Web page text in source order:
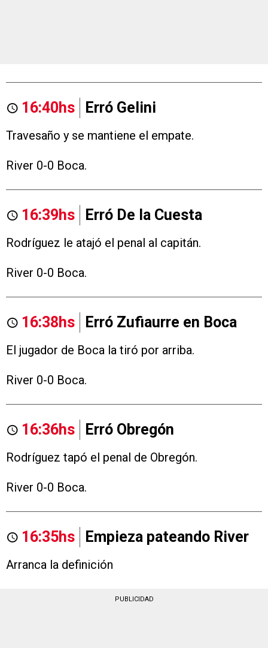
16:40hs Erró Gelini
Travesaño y se mantiene el empate.
River 0-0 Boca.
16:39hs Erró De la Cuesta
Rodríguez le atajó el penal al capitán.
River 0-0 Boca.
16:38hs Erró Zufiaurre en Boca
El jugador de Boca la tiró por arriba.
River 0-0 Boca.
16:36hs Erró Obregón
Rodríguez tapó el penal de Obregón.
River 0-0 Boca.
16:35hs Empieza pateando River
Arranca la definición
PUBLICIDAD